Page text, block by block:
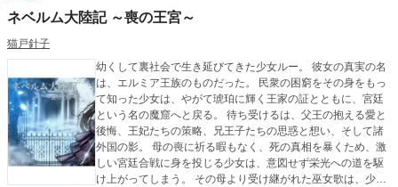
ネベルム大陸記 ～喪の王宮～
猫戸針子
幼くして裏社会で生き延びてきた少女ルー。 彼女の真実の名
は、エルミア王族のものだった。 民衆の困窮をその身をもっ
て知った少女は、やがて琥珀に輝く王家の証とともに、宮廷
という名の魔窟へと戻る。 待ち受けるは、父王の抱える愛と
後悔、王妃たちの策略、兄王子たちの思惑と想い、そして諸
外国の影。 母の喪に祈る暇もなく、死の真相を暴くため、激
しい宮廷合戦に身を投じる少女は、意図せず栄光への道を駆
け上がってしまう。 その母より受け継がれた巫女歌は、少女